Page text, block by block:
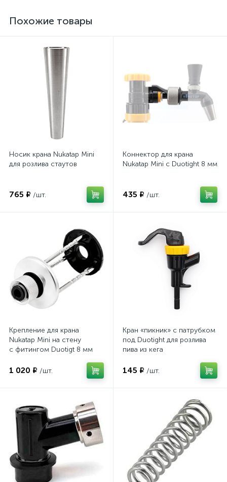
Похожие товары
Носик крана Nukatap Mini
для розлива стаутов
765 ₽ /шт.
Коннектор для крана
Nukatap Mini с Duotight 8 мм
435 ₽ /шт.
Крепление для крана
Nukatap Mini на стену
с фитингом Duotigt 8 мм
1 020 ₽ /шт.
Кран «пикник» с патрубком
под Duotight для розлива
пива из кега
145 ₽ /шт.